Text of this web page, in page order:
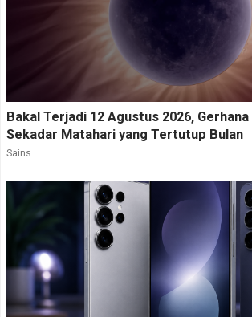
Bakal Terjadi 12 Agustus 2026,
Sekadar Matahari yang Tertutup Bulan
Sains